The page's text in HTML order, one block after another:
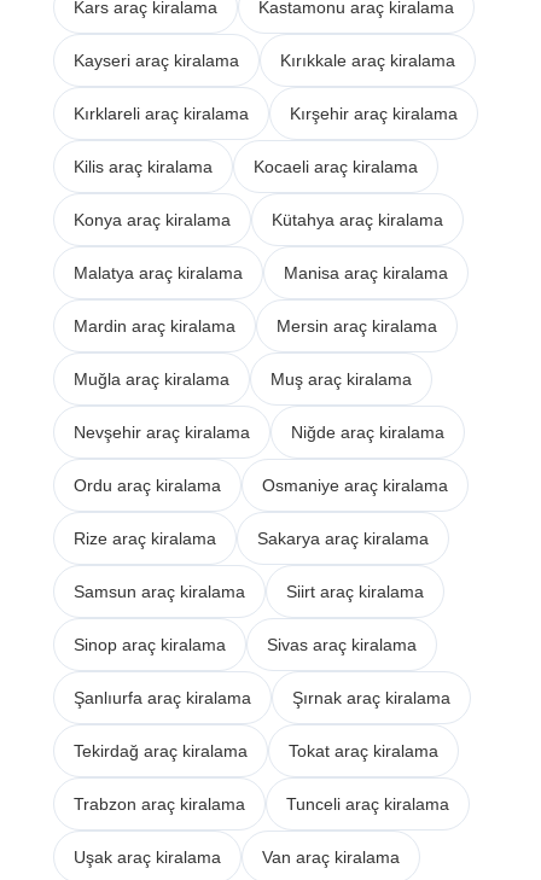
Kars araç kiralama Kastamonu araç kiralama
Kayseri araç kiralama Kırıkkale araç kiralama
Kırklareli araç kiralama Kırşehir araç kiralama
Kilis araç kiralama Kocaeli araç kiralama
Konya araç kiralama Kütahya araç kiralama
Malatya araç kiralama Manisa araç kiralama
Mardin araç kiralama Mersin araç kiralama
Muğla araç kiralama Muş araç kiralama
Nevşehir araç kiralama Niğde araç kiralama
Ordu araç kiralama Osmaniye araç kiralama
Rize araç kiralama Sakarya araç kiralama
Samsun araç kiralama Siirt araç kiralama
Sinop araç kiralama Sivas araç kiralama
Şanlıurfa araç kiralama Şırnak araç kiralama
Tekirdağ araç kiralama Tokat araç kiralama
Trabzon araç kiralama Tunceli araç kiralama
Uşak araç kiralama Van araç kiralama